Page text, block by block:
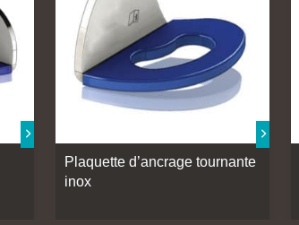
Plaquette d’ancrage tournante
inox